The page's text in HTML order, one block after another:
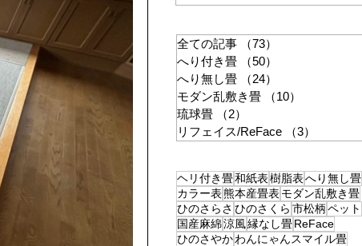
全ての記事 （73）
へり付き畳
（50）
へり無し畳
（24）
モダン乱敷き畳
（10）
琉球畳
（2）
リフェイス/ReFace
（3）
ヘリ付き畳和紙表樹脂表へり無し畳
カラー表熊本産畳表モダン乱敷き畳
ひのさらさ ひのさくら 市松柄ペット
国産麻綿涼風縁なし畳ReFace
ひのさやかわんにゃんスマイル畳